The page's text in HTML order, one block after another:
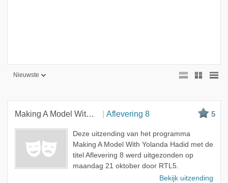
Nieuwste
Making A Model With Yolanda Hadid Aflevering 8 5
Deze uitzending van het programma
Making A Model With Yolanda Hadid met de
titel Aflevering 8 werd uitgezonden op
maandag 21 oktober door RTL5.
Bekijk uitzending